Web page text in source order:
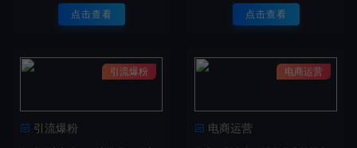
点击查看 点击查看
引流爆粉
引流爆粉
电商运营
电商运营